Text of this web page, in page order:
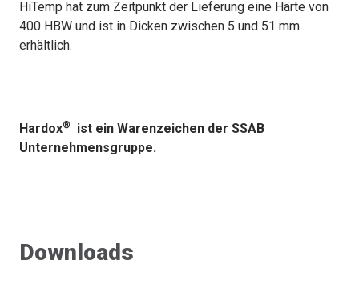
HiTemp hat zum Zeitpunkt der Lieferung eine Härte von
400 HBW und ist in Dicken zwischen 5 und 51 mm
erhältlich.
Hardox®
ist ein Warenzeichen der SSAB
Unternehmensgruppe.
Downloads